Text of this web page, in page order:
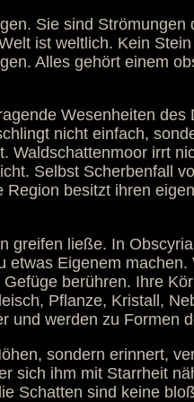
Sie sind
ist weltlich. Kein
Alles gehört einem
Wesenheiten
nicht einfach,
irrt
Selbst Scherbenfall
besitzt ihren
ließe. In
Eigenem
berühren. Ihre
Pflanze, Kristall,
werden zu Formen
sondern erinnert,
sich ihm mit Starrheit
Schatten sind keine